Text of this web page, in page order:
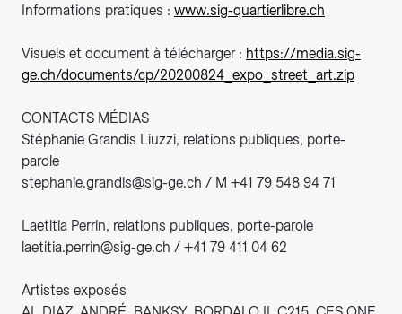
Informations pratiques : www.sig-quartierlibre.ch
Visuels et document à télécharger : https://media.sig-
ge.ch/documents/cp/20200824_expo_street_art.zip
CONTACTS MÉDIAS
Stéphanie Grandis Liuzzi, relations publiques, porte-
parole
stephanie.grandis@sig-ge.ch / M +41 79 548 94 71
Laetitia Perrin, relations publiques, porte-parole
laetitia.perrin@sig-ge.ch / +41 79 411 04 62
Artistes exposés